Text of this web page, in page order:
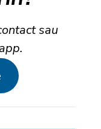
sau